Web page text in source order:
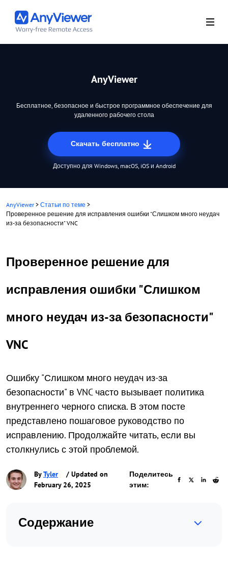
AnyViewer
Бесплатное, безопасное и быстрое программное обеспечение для
удаленного рабочего стола
Скачать бесплатно
Доступно для Windows, macOS, iOS и Android
AnyViewer > Статьи по теме >
Проверенное решение для исправления ошибки "Слишком много неудач
из-за безопасности" VNC
Проверенное решение для
исправления ошибки "Слишком
много неудач из-за безопасности"
VNC
Ошибку "Слишком много неудач из-за
безопасности" в VNC часто вызывает политика
внутреннего черного списка. В этом посте
представлено пошаговое руководство по
исправлению. Продолжайте читать, если вы
столкнулись с этой проблемой.
ByTyler
/ Updated on
February 26, 2025
Поделитесь
этим:
Содержание